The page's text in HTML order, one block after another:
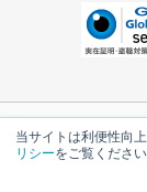
当サイトは利便性向
リシーをご覧ください